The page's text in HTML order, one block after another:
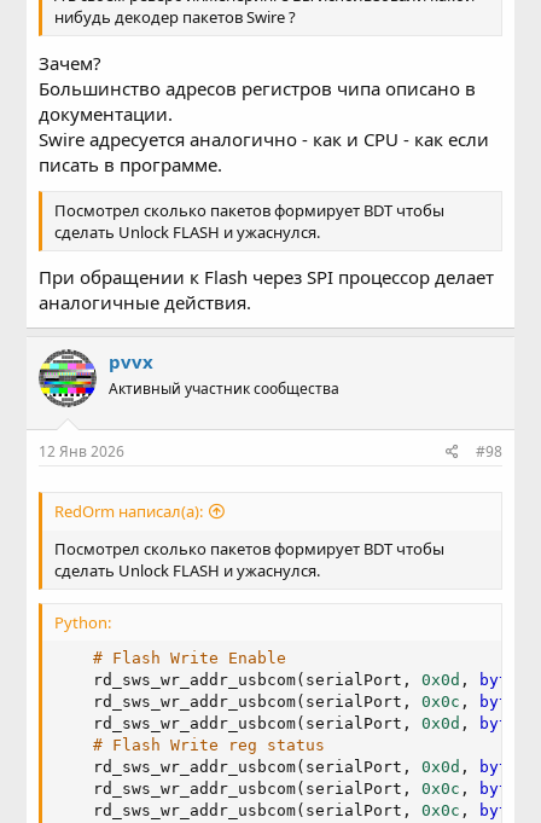
нибудь декодер пакетов Swire ?
Зачем?
Большинство адресов регистров чипа описано в
документации.
Swire адресуется аналогично - как и CPU - как если
писать в программе.
Посмотрел сколько пакетов формирует BDT чтобы
сделать Unlock FLASH и ужаснулся.
При обращении к Flash через SPI процессор делает
аналогичные действия.
pvvx
Активный участник сообщества
12 Янв 2026 #98
RedOrm написал(а):
Посмотрел сколько пакетов формирует BDT чтобы
сделать Unlock FLASH и ужаснулся.
Python:
# Flash Write Enable
    rd_sws_wr_addr_usbcom
( serialPort , 0x0d ,
    rd_sws_wr_addr_usbcom
( serialPort , 0x0c ,
    rd_sws_wr_addr_usbcom
( serialPort , 0x0d ,
# Flash Write reg status
    rd_sws_wr_addr_usbcom
( serialPort , 0x0d ,
    rd_sws_wr_addr_usbcom
( serialPort , 0x0c ,
    rd_sws_wr_addr_usbcom
( serialPort , 0x0c ,